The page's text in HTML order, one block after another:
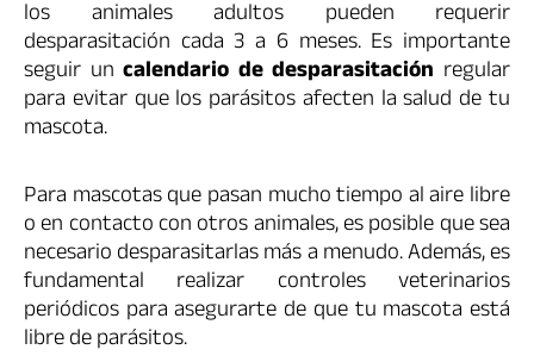
los animales adultos pueden requerir
desparasitación cada 3 a 6 meses. Es importante
seguir uncalendario de desparasitación regular
para evitar que los parásitos afecten la salud de tu
mascota.
Para mascotas que pasan mucho tiempo al aire libre
o en contacto con otros animales, es posible que sea
necesario desparasitarlas más a menudo. Además, es
fundamental realizar controles veterinarios
periódicos para asegurarte de que tu mascota está
libre de parásitos.